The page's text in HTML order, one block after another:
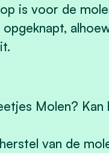
is voor de
Molen?
van de